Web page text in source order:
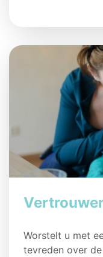
Worstelt u met
tevreden over